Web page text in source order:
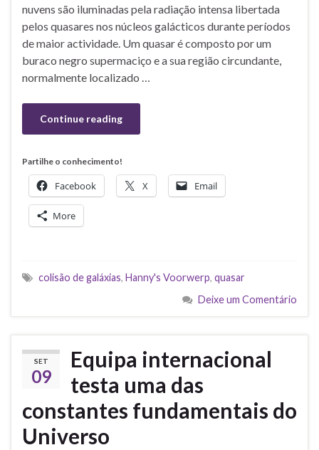
nuvens são iluminadas pela radiação intensa libertada
pelos quasares nos núcleos galácticos durante períodos
de maior actividade. Um quasar é composto por um
buraco negro supermaciço e a sua região circundante,
normalmente localizado …
Continue reading
Partilhe o conhecimento!
Facebook X Email
More
colisão de galáxias, Hanny's Voorwerp, quasar
Deixe um Comentário
SET
09
Equipa internacional
testa uma das
constantes fundamentais do
Universo